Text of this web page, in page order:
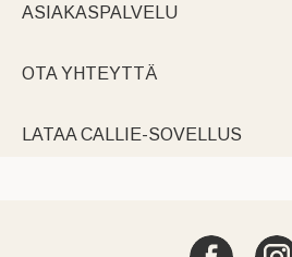
ASIAKASPALVELU
OTA YHTEYTTÄ
LATAA CALLIE-SOVELLUS